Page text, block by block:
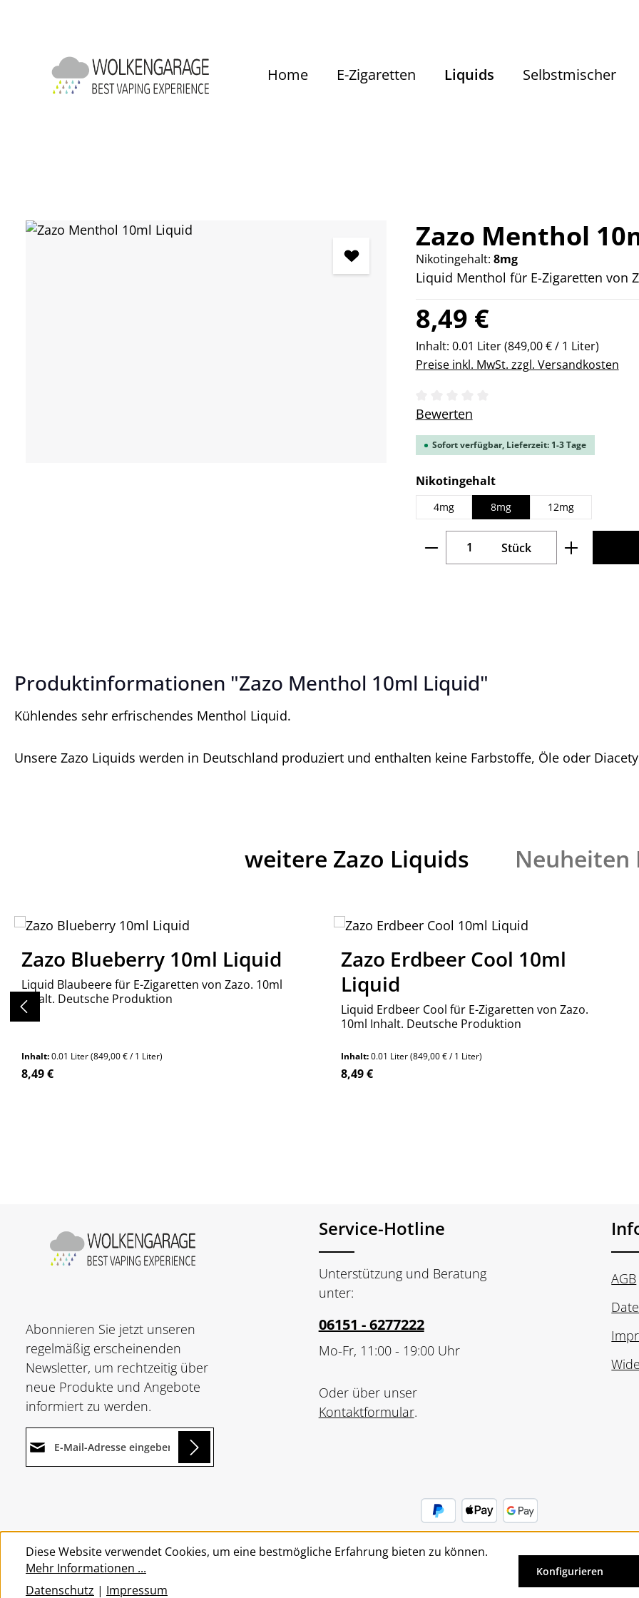
Home E-Zigaretten Liquids Selbstmischer
Bildergalerie überspringen Zazo Menthol
Nikotingehalt: 8mg
Liquid Menthol für E-Zigaretten von
Regulärer Preis:
8,49 €
Inhalt: 0.01 Liter(849,00 € / 1 Liter)
Preise inkl. MwSt. zzgl. Versandkosten
Durchschnittliche Bewertung von 0
Bewerten
Sofort verfügbar, Lieferzeit: 1-3 Tage
Nikotingehaltauswählen
4mg 8mg 12mg
Produkt Anzahl: Gib den
Stück
Produktinformationen "Zazo Menthol 10ml Liquid"
Kühlendes sehr erfrischendes Menthol Liquid.
Unsere Zazo Liquids werden in Deutschland produziert und enthalten keine Farbstoffe, Öle oder
weitere Zazo Liquids Neuheiten
Produktgalerie überspringen
Zazo Blueberry 10ml Liquid
Liquid Blaubeere für E-Zigaretten von Zazo. 10ml
Inhalt. Deutsche Produktion
Inhalt:0.01 Liter(849,00 € / 1 Liter)
Regulärer Preis:
8,49 €
Zazo Erdbeer Cool 10ml
Liquid
Liquid Erdbeer Cool für E-Zigaretten von Zazo.
10ml Inhalt. Deutsche Produktion
Inhalt:0.01 Liter(849,00 € / 1 Liter)
Regulärer Preis:
8,49 €
Abonnieren Sie jetzt unseren
regelmäßig erscheinenden
Newsletter, um rechtzeitig über
neue Produkte und Angebote
informiert zu werden.
zur Kenntnis genommen und
dieAGBgelesen und bin mit
ihnen einverstanden.
die oben abgebildeten Zeichen
ein*
Pflichtfelder.
Service-Hotline
Unterstützung und Beratung
unter:
06151 - 6277222
Mo-Fr, 11:00 - 19:00 Uhr
Oder über unser
Kontaktformular.
AGB
© 2026 Wolkengarage - with Alle Preise inkl. gesetzl. Mehrwertsteuer zzgl.Versandkosten
Diese Website verwendet Cookies, um eine bestmögliche Erfahrung bieten zu können.
Mehr Informationen ...
Datenschutz | Impressum
Konfigurieren